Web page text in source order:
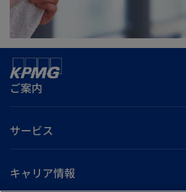
ご案内
サービス
キャリア情報